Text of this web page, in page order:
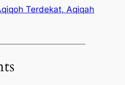
Terdekat, Aqiqah